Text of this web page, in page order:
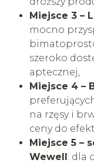
Miejsce 3 –
mocno
szeroko
aptecznej,
Miejsce 4 –
na rzęsy i
ceny do
Miejsce 5 –
Wewell: dla